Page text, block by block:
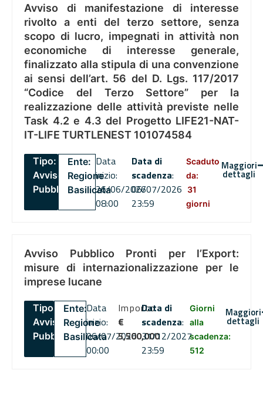
Avviso di manifestazione di interesse
rivolto a enti del terzo settore, senza
scopo di lucro, impegnati in attività non
economiche di interesse generale,
finalizzato alla stipula di una convenzione
ai sensi dell’art. 56 del D. Lgs. 117/2017
“Codice del Terzo Settore” per la
realizzazione delle attività previste nelle
Task 4.2 e 4.3 del Progetto LIFE21-NAT-
IT-LIFE TURTLENEST 101074584
Tipo:
Avviso
Pubblico
Ente:
Regione
Basilicata
Data
inizio:
26/06/2026
08:00
Data di
scadenza:
06/07/2026
23:59
Scaduto
da:
31
giorni
Maggiori
dettagli
Avviso Pubblico Pronti per l’Export:
misure di internazionalizzazione per le
imprese lucane
Tipo:
Avviso
Pubblico
Ente:
Regione
Basilicata
Data
inizio:
06/07/2026
00:00
Importo
€
5,500,000
Data di
scadenza:
31/12/2027
23:59
Giorni
alla
scadenza:
512
Maggiori
dettagli